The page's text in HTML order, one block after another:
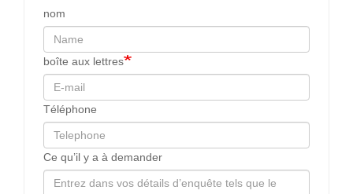
nom
boîte aux lettres
Téléphone
Ce qu’il y a à demander